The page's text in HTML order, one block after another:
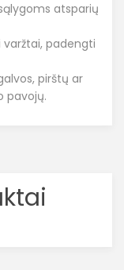
atsparių
padengti
pirštų ar
pavojų.